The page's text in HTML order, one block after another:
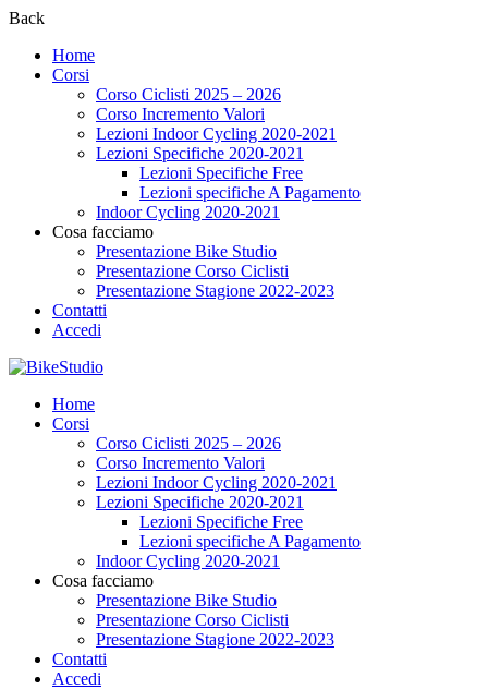
Back
Home
Corsi
Corso Ciclisti 2025 – 2026
Corso Incremento Valori
Lezioni Indoor Cycling 2020-2021
Lezioni Specifiche 2020-2021
Lezioni Specifiche Free
Lezioni specifiche A Pagamento
Indoor Cycling 2020-2021
Cosa facciamo
Presentazione Bike Studio
Presentazione Corso Ciclisti
Presentazione Stagione 2022-2023
Contatti
Accedi
Home
Corsi
Corso Ciclisti 2025 – 2026
Corso Incremento Valori
Lezioni Indoor Cycling 2020-2021
Lezioni Specifiche 2020-2021
Lezioni Specifiche Free
Lezioni specifiche A Pagamento
Indoor Cycling 2020-2021
Cosa facciamo
Presentazione Bike Studio
Presentazione Corso Ciclisti
Presentazione Stagione 2022-2023
Contatti
Accedi